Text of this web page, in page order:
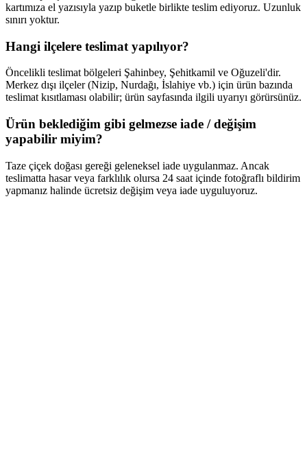
kartımıza el yazısıyla yazıp buketle birlikte teslim ediyoruz. Uzunluk
sınırı yoktur.
Hangi ilçelere teslimat yapılıyor?
Öncelikli teslimat bölgeleri Şahinbey, Şehitkamil ve Oğuzeli'dir.
Merkez dışı ilçeler (Nizip, Nurdağı, İslahiye vb.) için ürün bazında
teslimat kısıtlaması olabilir; ürün sayfasında ilgili uyarıyı görürsünüz.
Ürün beklediğim gibi gelmezse iade / değişim
yapabilir miyim?
Taze çiçek doğası gereği geleneksel iade uygulanmaz. Ancak
teslimatta hasar veya farklılık olursa 24 saat içinde fotoğraflı bildirim
yapmanız halinde ücretsiz değişim veya iade uyguluyoruz.